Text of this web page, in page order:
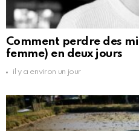
Comment perdre des
femme) en deux jours
il y a environ un jour